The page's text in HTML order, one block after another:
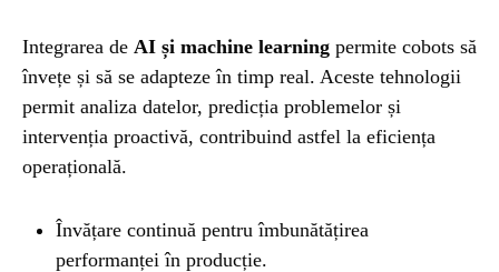
Integrarea de AI și machine learning permite cobots să
învețe și să se adapteze în timp real. Aceste tehnologii
permit analiza datelor, predicția problemelor și
intervenția proactivă, contribuind astfel la eficiența
operațională.
Învățare continuă pentru îmbunătățirea
performanței în producție.